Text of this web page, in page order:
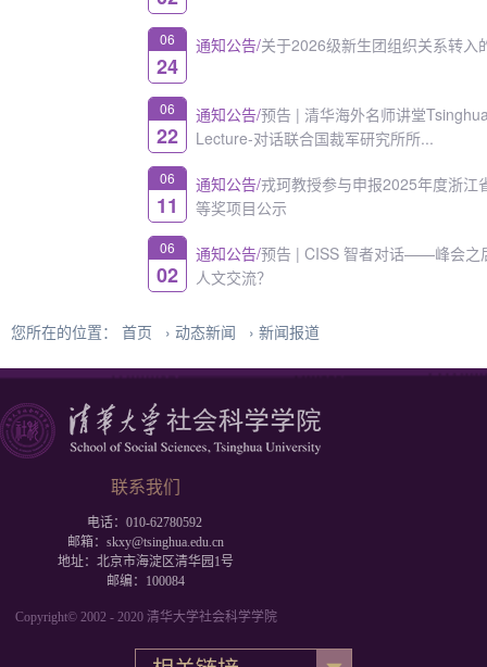
您所在的位置： 首页 › 动态新闻 › 新闻报道
关于2026级新生团组织关系转入的补充通知
预告 | 清华海外名师讲堂Tsinghua Global Vision
Lecture-对话联合国裁军研究所所...
戎珂教授参与申报2025年度浙江省科学技术进步二
预告 | CISS 智者对话——峰会之后，如何重振中美
电话：010-62780592
邮箱：skxy@tsinghua.edu.cn
地址：北京市海淀区清华园1号
Copyright© 2002 - 2020 清华大学社会科学学院